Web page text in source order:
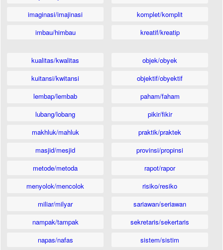
imaginasi/imajinasi
imbau/himbau
komplet/komplit
kreatif/kreatip
kualitas/kwalitas
kuitansi/kwitansi
lembap/lembab
lubang/lobang
makhluk/mahluk
masjid/mesjid
metode/metoda
menyolok/mencolok
miliar/milyar
nampak/tampak
napas/nafas
objek/obyek
objektif/obyektif
paham/faham
pikir/fikir
praktik/praktek
provinsi/propinsi
rapot/rapor
risiko/resiko
sariawan/seriawan
sekretaris/sekertaris
sistem/sistim